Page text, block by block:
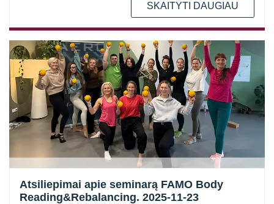
SKAITYTI DAUGIAU
Atsiliepimai apie seminarą FAMO Body
Reading&Rebalancing. 2025-11-23